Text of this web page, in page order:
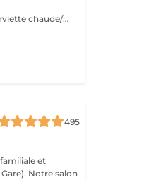
Soins profond + nettoyage exfoliant + vapeur et serviette chaude/froide
495
et
salon